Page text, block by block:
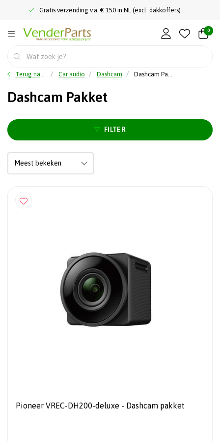
Gratis verzending v.a. € 150 in NL (excl. dakkoffers)
0
Terug naar home Car audio Dashcam Dashcam Pakket
Dashcam Pakket
FILTER
Pioneer VREC-DH200-deluxe - Dashcam pakket